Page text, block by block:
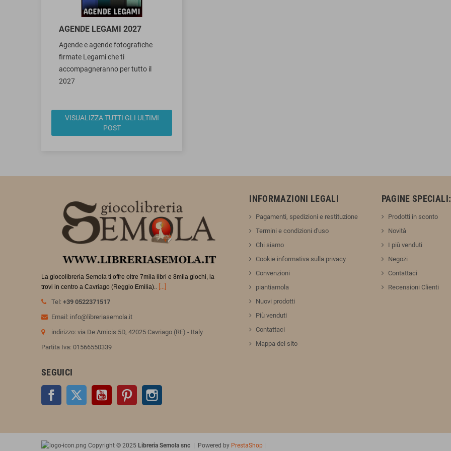
AGENDE LEGAMI 2027
Agende e agende fotografiche
firmate Legami che ti
accompagneranno per tutto il
2027
VISUALIZZA TUTTI GLI ULTIMI
POST
La giocolibreria Semola ti offre oltre 7mila libri e 8mila giochi, la
trovi in centro a Cavriago (Reggio Emilia). . [...]
Tel: +39 0522371517
Email: info@libreriasemola.it
indirizzo: via De Amicis 5D, 42025 Cavriago (RE) - Italy
Partita Iva: 01566550339
SEGUICI
Facebook Twitter YouTube Pinterest
INFORMAZIONI LEGALI
Pagamenti, spedizioni e restituzione
Termini e condizioni d'uso
Chi siamo
Cookie informativa sulla privacy
Convenzioni
piantiamola
Nuovi prodotti
Più venduti
Contattaci
Mappa del sito
PAGINE SPECIALI:
Prodotti in sconto
Novità
I più venduti
Negozi
Contattaci
Recensioni Clienti
Copyright © 2025 Libreria Semola snc | Powered by PrestaShop |